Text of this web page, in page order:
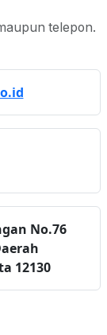
telepon.
No.76
12130